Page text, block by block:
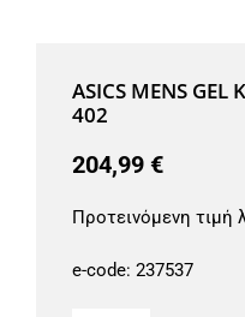
ASICS MENS
402
204,99 €
Προτεινόμενη τιμή
e-code: 237537